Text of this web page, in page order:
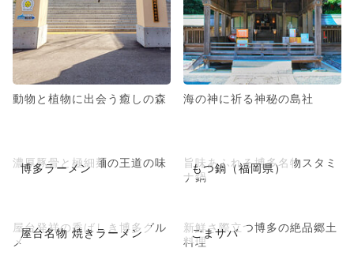
動物と植物に出会う癒しの森 海の神に祈る神秘の島社
博多ラーメン
濃厚豚骨と極細麺の王道の味 もつ鍋（福岡県）
旨味あふれる博多名物スタミ
ナ鍋
屋台名物 焼きラーメン
屋台発祥の香ばしき博多グル
メ
ごまサバ
新鮮さ際立つ博多の絶品郷土
料理